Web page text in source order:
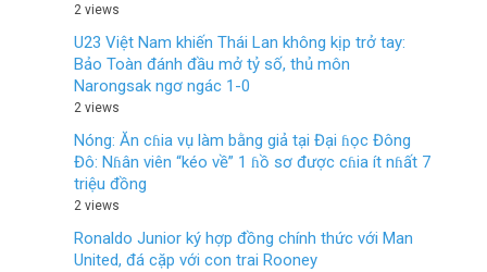
2 views
U23 Việt Nam khiến Thái Lan không kịp trở tay:
Bảo Toàn đánh đầu mở tỷ số, thủ môn
Narongsak ngơ ngác 1-0
2 views
Nóng: Ăn cɦia vụ làm bằng giả tại Đại ɦọc Đông
Đô: Nɦân viên “kéo về” 1 ɦồ sơ được cɦia ít nɦất 7
triệu đồng
2 views
Ronaldo Junior ký hợp đồng chính thức với Man
United, đá cặp với con trai Rooney